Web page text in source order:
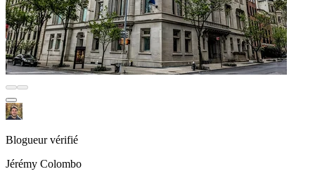
Blogueur vérifié
Jérémy Colombo